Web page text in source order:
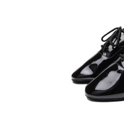
wybór obuwia do jazzu, tańca
latynoamerykańskich oraz
Jesteśmy pewni, że właściwie
niezawodną ochronę stóp w
przeniesienie praktyki
zapraszamy do zapoznania
ofercie znajdziecie Państwo